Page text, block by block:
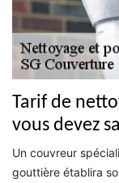
Tarif de
vous devez
Un couvreur
gouttière établira